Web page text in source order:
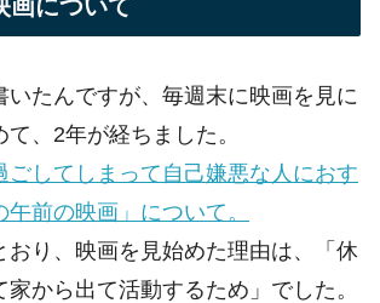
画について
いたんですが、毎週末に映画を見に
、2年が経ちました。
ごしてしまって自己嫌悪な人におす
前の映画」について。
おり、映画を見始めた理由は、「休
家から出て活動するため」でした。